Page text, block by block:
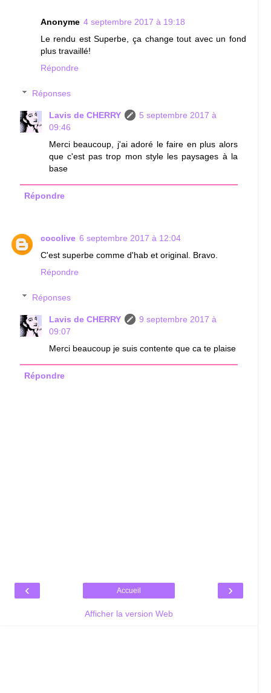
Anonyme 4 septembre 2017 à 19:18
Le rendu est Superbe, ça change tout avec un fond
plus travaillé!
Répondre
Réponses
Lavis de CHERRY
5 septembre 2017 à
09:46
Merci beaucoup, j'ai adoré le faire en plus alors
que c'est pas trop mon style les paysages à la
base
Répondre
cocolive 6 septembre 2017 à 12:04
C'est superbe comme d'hab et original. Bravo.
Répondre
Réponses
Lavis de CHERRY
9 septembre 2017 à
09:07
Merci beaucoup je suis contente que ca te plaise
Répondre
‹ ›
Accueil
Afficher la version Web